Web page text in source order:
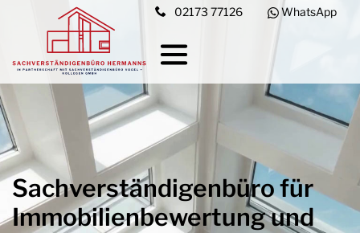
02173 77126 WhatsApp
Sachverständigenbüro für
Immobilien­bewertung und